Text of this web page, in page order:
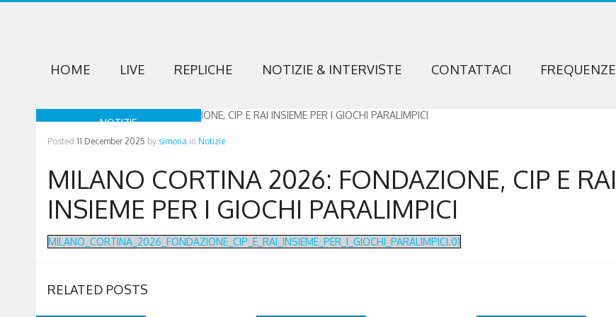
HOME LIVE REPLICHE NOTIZIE & INTERVISTE CONTATTACI FREQUENZE
NOTIZIE
Posted 11 December 2025 by simona in Notizie
MILANO CORTINA 2026: FONDAZIONE, CIP E RAI
INSIEME PER I GIOCHI PARALIMPICI
MILANO_CORTINA_2026_FONDAZIONE_CIP_E_RAI_INSIEME_PER_I_GIOCHI_PARALIMPICI.01
RELATED POSTS